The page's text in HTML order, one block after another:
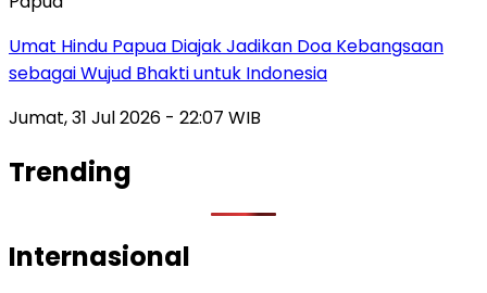
Umat Hindu Papua Diajak Jadikan Doa Kebangsaan
sebagai Wujud Bhakti untuk Indonesia
Jumat, 31 Jul 2026 - 22:07 WIB
Trending
Internasional